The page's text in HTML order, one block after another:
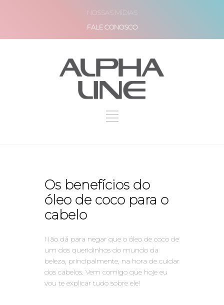
NOSSAS MÍDIAS
FALE CONOSCO
Os benefícios do
óleo de coco para o
cabelo
Não dá para negar que o óleo de coco de
um dos queridinhos do mundo da
beleza, principalmente, na hora de cuidar
dos cabelos. Vem comigo que hoje eu
vou te explicar tudo sobre ele!